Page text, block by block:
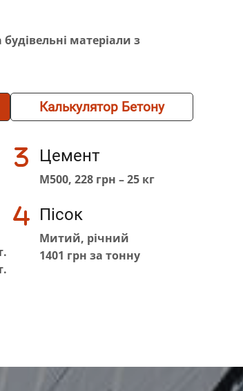
матеріали з
Калькулятор Бетону
Цемент
М500, 228 грн – 25 кг
Пісок
Митий, річний
1401 грн за тонну